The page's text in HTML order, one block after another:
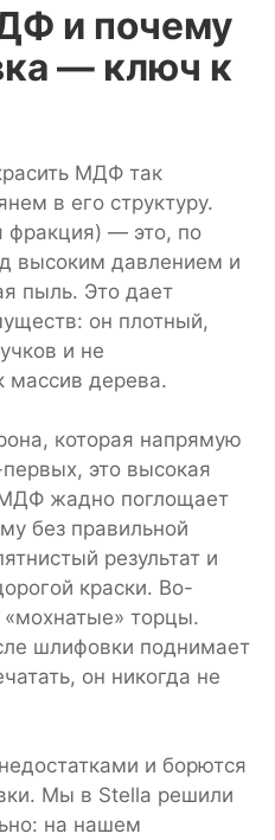
и почему
— ключ к
МДФ так
в его структуру.
— это, по
высоким давлением и
пыль. Это дает
он плотный,
и не
массив дерева.
которая напрямую
это высокая
жадно поглощает
без правильной
результат и
краски. Во-
торцы.
шлифовки поднимает
он никогда не
и борются
Мы в Stella решили
на нашем